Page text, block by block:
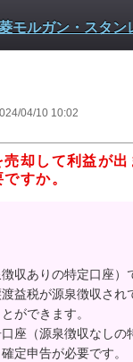
04/10 10:02
売却して利益が
すか。
収ありの特定口座）
益税が源泉徴収され
ができます。
座（源泉徴収なしの
定申告が必要です。